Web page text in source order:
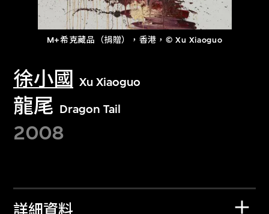
M+希克藏品（捐贈），香港，© Xu Xiaoguo
徐小國 Xu Xiaoguo
龍尾 Dragon Tail
2008
詳細資料